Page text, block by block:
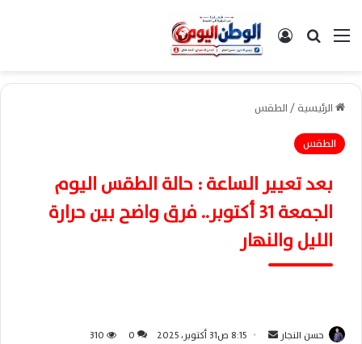
القائمةبحث عن تسجيل الدخول
الرئيسية/الطقس
الطقس
بعد تعيير الساعة : حالة الطقس اليوم
الجمعة 31 أكتوبر.. فرق واضح بين حرارة
الليل والنهار
حسن النجار 8:15 ص31 أكتوبر، 2025 0
310